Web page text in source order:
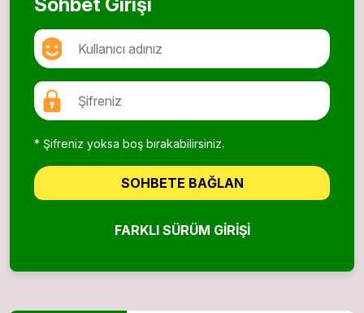
Sohbet Girişi
* Şifreniz yoksa boş bırakabilirsiniz.
SOHBETE BAĞLAN
FARKLI SÜRÜM GIRIŞI